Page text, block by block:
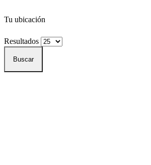
Tu ubicación
Resultados